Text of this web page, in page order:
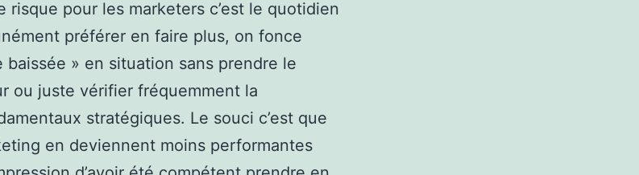
risque pour les marketers c’est le quotidien
préférer en faire plus, on fonce
» en situation sans prendre le
ou juste vérifier fréquemment la
stratégiques. Le souci c’est que
en deviennent moins performantes